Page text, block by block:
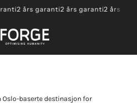
2 års garanti2 års garanti2 års
Oslo-baserte destinasjon for